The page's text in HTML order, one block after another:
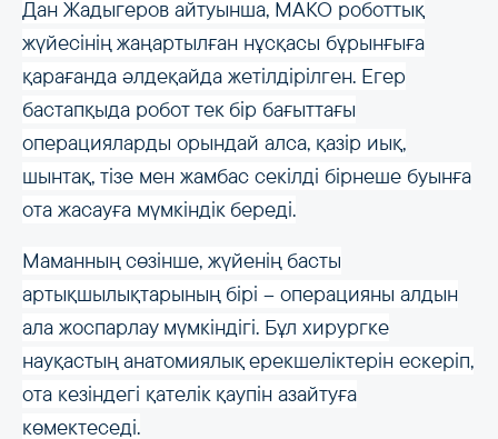
Дан Жадыгеров айтуынша, MAKO роботтық
жүйесінің жаңартылған нұсқасы бұрынғыға
қарағанда әлдеқайда жетілдірілген. Егер
бастапқыда робот тек бір бағыттағы
операцияларды орындай алса, қазір иық,
шынтақ, тізе мен жамбас секілді бірнеше буынға
ота жасауға мүмкіндік береді.
Маманның сөзінше, жүйенің басты
артықшылықтарының бірі – операцияны алдын
ала жоспарлау мүмкіндігі. Бұл хирургке
науқастың анатомиялық ерекшеліктерін ескеріп,
ота кезіндегі қателік қаупін азайтуға
көмектеседі.